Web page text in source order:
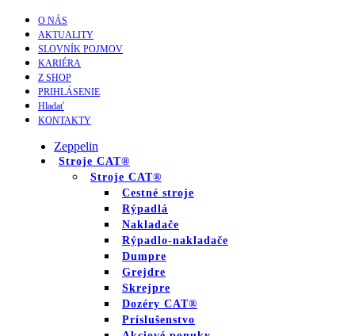
O NÁS
AKTUALITY
SLOVNÍK POJMOV
KARIÉRA
Z SHOP
PRIHLÁSENIE
Hladať
KONTAKTY
Zeppelin
Stroje CAT®
Stroje CAT®
Cestné stroje
Rýpadlá
Nakladače
Rýpadlo-nakladače
Dumpre
Grejdre
Skrejpre
Dozéry CAT®
Príslušenstvo